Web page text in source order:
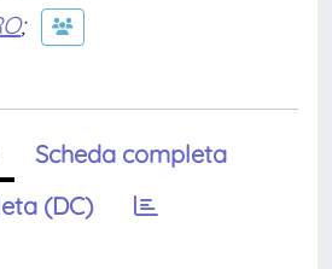
;
Scheda completa
(DC)